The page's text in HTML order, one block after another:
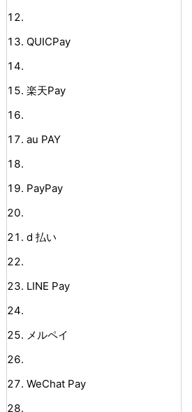
QUICPay
楽天Pay
au PAY
PayPay
d 払い
LINE Pay
メルペイ
WeChat Pay